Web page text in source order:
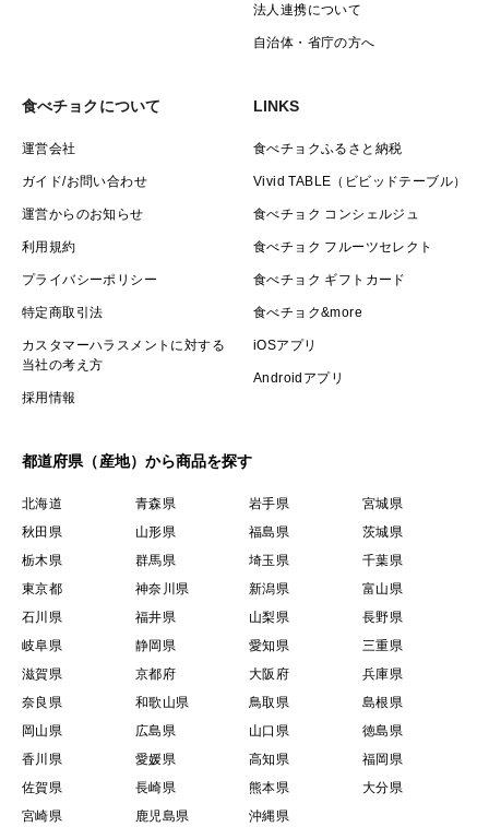
法人連携について
自治体・省庁の方へ
食べチョクについて
運営会社
ガイド/お問い合わせ
運営からのお知らせ
利用規約
プライバシーポリシー
特定商取引法
カスタマーハラスメントに対する
当社の考え方
採用情報
LINKS
食べチョクふるさと納税
Vivid TABLE（ビビッドテーブル）
食べチョク コンシェルジュ
食べチョク フルーツセレクト
食べチョク ギフトカード
食べチョク&more
iOSアプリ
Androidアプリ
都道府県（産地）から商品を探す
北海道 青森県 岩手県
宮城県
秋田県
山形県 福島県
茨城県
栃木県
群馬県 埼玉県
千葉県
東京都
神奈川県 新潟県
富山県
石川県
福井県 山梨県
長野県
岐阜県
静岡県 愛知県
三重県
滋賀県
京都府 大阪府
兵庫県
奈良県
和歌山県 鳥取県
島根県
岡山県
広島県 山口県
徳島県
香川県
愛媛県 高知県
福岡県
佐賀県
長崎県 熊本県
大分県
宮崎県
鹿児島県 沖縄県